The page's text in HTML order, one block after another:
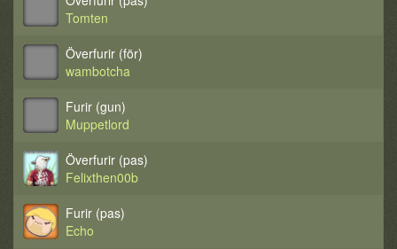
Tomten
Överfurir (för)
wambotcha
Furir (gun)
Muppetlord
Överfurir (pas)
Felixthen00b
Furir (pas)
Echo